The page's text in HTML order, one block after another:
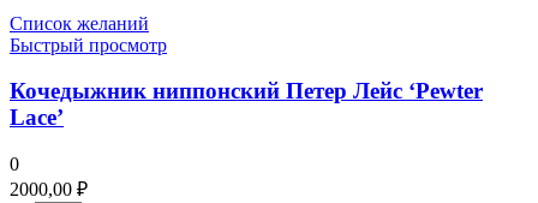
Список желаний
Быстрый просмотр
Кочедыжник ниппонский Петер Лейс ‘Pewter
Lace’
0
2000,00 ₽